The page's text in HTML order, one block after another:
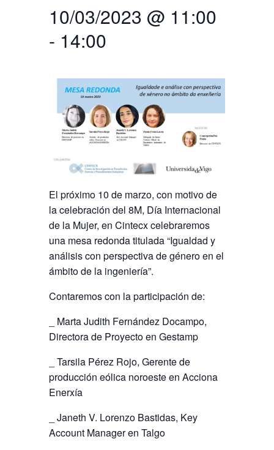
10/03/2023 @ 11:00
- 14:00
El próximo 10 de marzo, con motivo de
la celebración del 8M, Día Internacional
de la Mujer, en Cintecx celebraremos
una mesa redonda titulada “Igualdad y
análisis con perspectiva de género en el
ámbito de la ingeniería”.
Contaremos con la participación de:
_ Marta Judith Fernández Docampo,
Directora de Proyecto en Gestamp
_ Tarsila Pérez Rojo, Gerente de
producción eólica noroeste en Acciona
Enerxía
_ Janeth V. Lorenzo Bastidas, Key
Account Manager en Talgo